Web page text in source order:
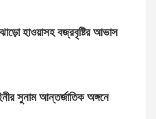
হাওয়াসহ বজ্রবৃষ্টির আভাস
সুনাম আন্তর্জাতিক অঙ্গনে